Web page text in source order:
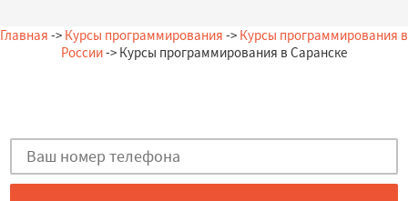
Главная -> Курсы программирования -> Курсы программирования в
России-> Курсы программирования в Саранске